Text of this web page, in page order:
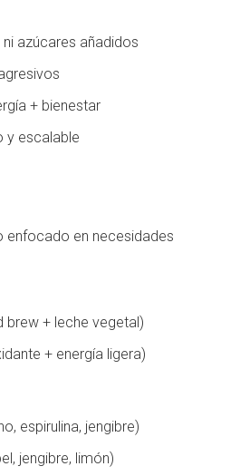
azúcares añadidos
+ bienestar
y escalable
en necesidades
brew + leche vegetal)
+ energía ligera)
espirulina, jengibre)
jengibre, limón)